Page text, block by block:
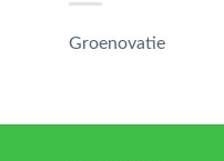
Groenovatie